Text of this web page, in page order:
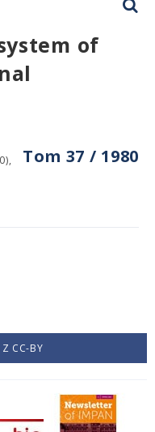
of
Tom 37 / 1980
CC-BY